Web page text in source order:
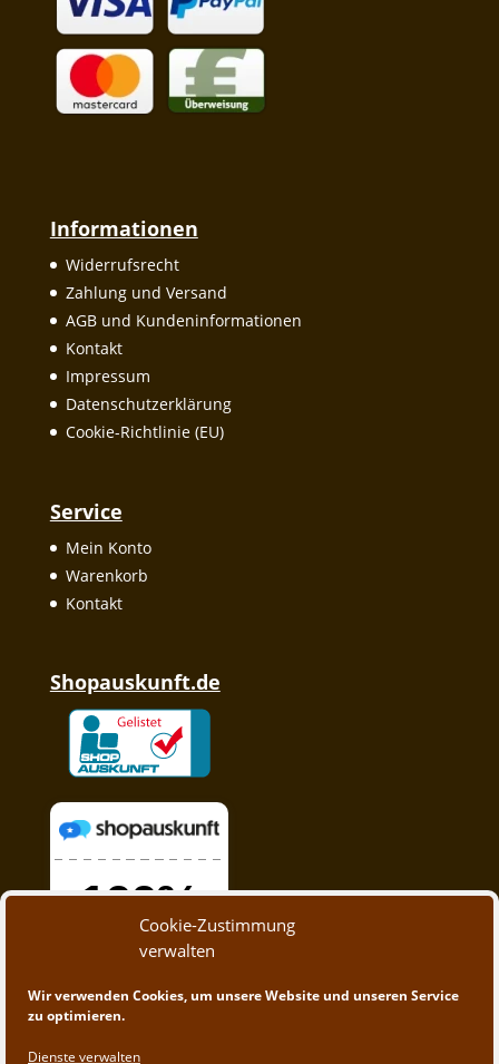
Cookie-Zustimmung
verwalten
Wir verwenden Cookies, um unsere Website und unseren Service
zu optimieren.
Dienste verwalten
Informationen
Widerrufsrecht
Zahlung und Versand
AGB und Kundeninformationen
Kontakt
Impressum
Datenschutzerklärung
Cookie-Richtlinie (EU)
Service
Mein Konto
Warenkorb
Kontakt
Shopauskunft.de